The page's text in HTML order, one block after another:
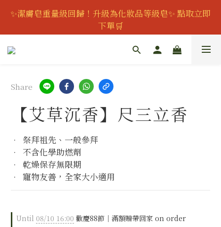
👔歡慶父親節｜全館95折｜滿888即可獲得滿額贈｜會
員可再享專屬折扣👔
✨潔膚皂重量級回歸！升級為化妝品等級皂✨ 點取立即
下單🛒
加入會員現折150元
👔歡慶父親節｜全館95折｜滿888即可獲得滿額贈｜會
員可再享專屬折扣👔
Share
【艾草沉香】尺三立香
•  祭拜祖先、一般參拜
•  不含化學助燃劑
•  乾燥保存無限期
•  寵物友善，全家大小適用
Until 08/10 16:00 歡慶88節｜滿額贈帶回家 on order